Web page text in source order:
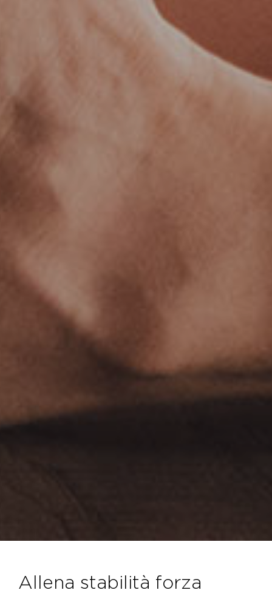
allena stabilità forza